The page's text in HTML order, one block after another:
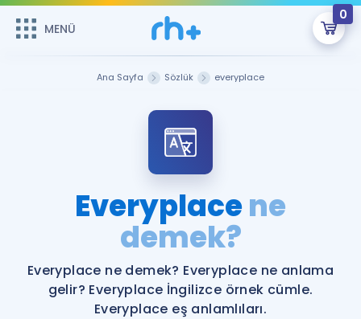
MENÜ
0
Şifremi Hatırlamıyorum
Sepetin Şu An Boş.
Remzi Hoca ile seni sınava hazırlayacak onlarca eğitim seni
bekliyor!
MENÜ
Katılımcı Görüşleri
Faydalı Araçlar
Ücretsiz Kaynaklar
İngilizce Gramer
Ana Sayfa Sözlük everyplace
Everyplacene
demek?
Everyplace ne demek? Everyplace ne anlama
gelir? Everyplace İngilizce örnek cümle.
Everyplace eş anlamlıları.